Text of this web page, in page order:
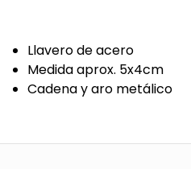
Llavero de acero
Medida aprox. 5x4cm
Cadena y aro metálico